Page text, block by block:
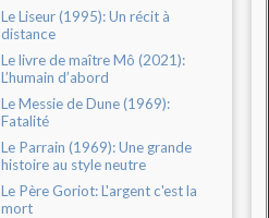
Le Liseur (1995): Un récit à
distance
Le livre de maître Mô (2021):
L’humain d’abord
Le Messie de Dune (1969):
Fatalité
Le Parrain (1969): Une grande
histoire au style neutre
Le Père Goriot: L'argent c'est la
mort